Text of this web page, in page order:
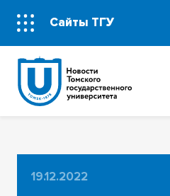
Сайты ТГУ
19.12.2022